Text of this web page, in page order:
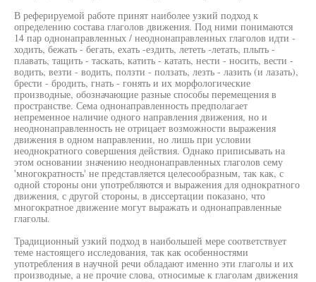
В реферируемой работе принят наиболее узкий подход к
определению состава глаголов движения. Под ними понимаются
14 пар однонаправленных / неоднонаправленных глаголов идти -
ходить, бежать - бегать, ехать -ездить, лететь -летать, плыть -
плавать, тащить - таскать, катить - катать, нести - носить, вести -
водить, везти - водить, ползти - ползать, лезть - лазить (и лазать),
брести - бродить, гнать - гонять и их морфологические
производные, обозначающие разные способы перемещения в
пространстве. Сема однонаправленность предполагает
непременное наличие одного направления движения, но и
неоднонаправленность не отрицает возможности выражения
движения в одном направлении, но лишь при условии
неоднократного совершения действия. Однако приписывать на
этом основании значению неоднонаправленных глаголов сему
'многократность' не представляется целесообразным, так как, с
одной стороны они употребляются и выражения для однократного
движения, с другой стороны, в диссертации показано, что
многократное движение могут выражать и однонаправленные
глаголы.
Традиционный узкий подход в наибольшей мере соответствует
теме настоящего исследования, так как особенностями
употребления в научной речи обладают именно эти глаголы и их
производные, а не прочие слова, относимые к глаголам движения